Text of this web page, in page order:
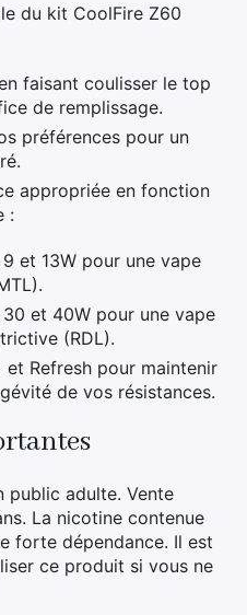
du kit CoolFire Z60
faisant coulisser le top
de remplissage.
préférences pour un
appropriée en fonction
:
et 13W pour une vape
et 40W pour une vape
(RDL).
Refresh pour maintenir
de vos résistances.
public adulte. Vente
La nicotine contenue
forte dépendance. Il est
ce produit si vous ne